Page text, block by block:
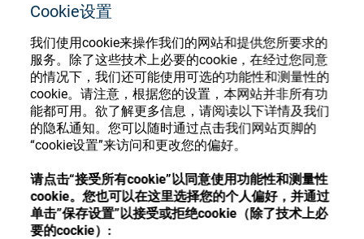
Cookie设置
我们使用cookie来操作我们的网站和提供您所要求的
服务。除了这些技术上必要的cookie，在经过您同意
的情况下，我们还可能使用可选的功能性和测量性的
cookie。请注意，根据您的设置，本网站并非所有功
能都可用。欲了解更多信息，请阅读以下详情及我们
的隐私通知。您可以随时通过点击我们网站页脚的
“cookie设置”来访问和更改您的偏好。
请点击“接受所有cookie”以同意使用功能性和测量性
cookie。您也可以在这里选择您的个人偏好，并通过
单击”保存设置”以接受或拒绝cookie（除了技术上必
要的cockie）:
汉语
眼镜光学
精密光学
我们是谁
加入我们
English
Deutsch
Español
Français
眼镜光学耗材商店
注册或登录以访问您的帐户，并了解我们的各
种眼镜光学耗材
注册 登录